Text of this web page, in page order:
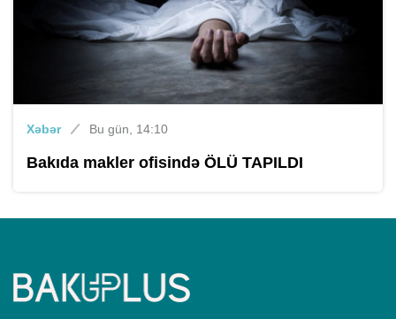
Xəbər Bu gün, 14:10
Bakıda makler ofisində ÖLÜ TAPILDI